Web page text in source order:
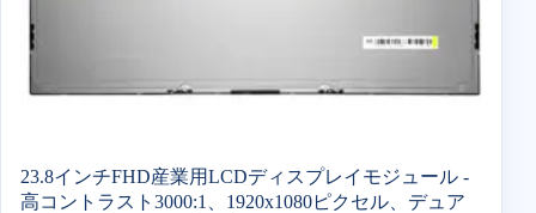
23.8インチFHD産業用LCDディスプレイモジュール -
高コントラスト3000:1、1920x1080ピクセル、デュア